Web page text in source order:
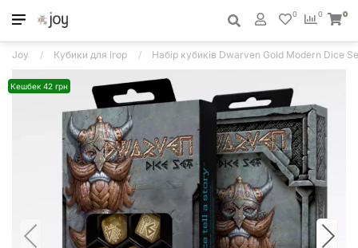
0
0 0
Joy Кубики для ігор Набір кубиків Dwarven Gold Modern Dice
Кешбек 42 грн